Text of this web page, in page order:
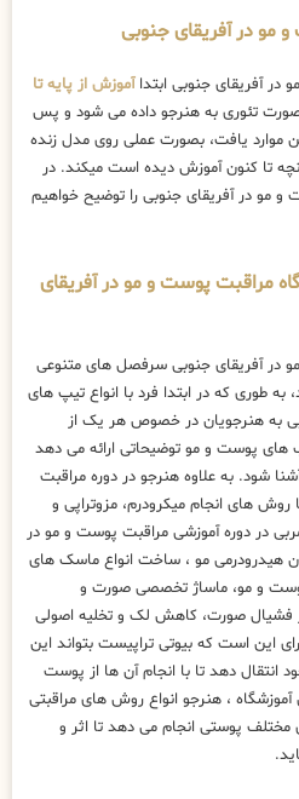
مو در آفریقای جنوبی
آفریقای جنوبی ابتداآموزش از پایه تا
تئوری به هنرجو داده می شود و پس
موارد یافت، بصورت عملی روی مدل زنده
تا کنون آموزش دیده است میکند. در
مو در آفریقای جنوبی را توضیح خواهیم
مراقبت پوست و مو در آفریقای
در آفریقای جنوبی سرفصل های متنوعی
طوری که در ابتدا فرد با انواع تیپ های
به هنرجویان در خصوص هر یک از
پوست و مو توضیحاتی ارائه می دهد
شود. به علاوه هنرجو در دوره مراقبت
های انجام میکرودرم، مزوتراپی و
در دوره آموزشی مراقبت پوست و مو در
هیدرودرمی مو ، ساخت انواع ماسک های
پوست و مو، ماساژ تخصصی صورت و
فشیال صورت، کاهش لک و تخلیه اصولی
این است که بیوتی تراپیست بتواند این
انتقال دهد تا با انجام آن ها از پوست
، هنرجو انواع روش های مراقبتی
مختلف پوستی انجام می دهد تا اثر و